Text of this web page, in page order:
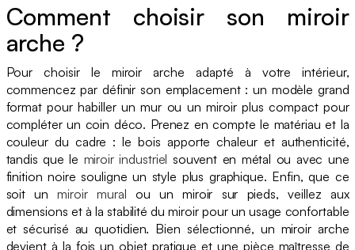
Comment choisir son miroir
arche ?
Pour choisir le miroir arche adapté à votre intérieur,
commencez par définir son emplacement : un modèle grand
format pour habiller un mur ou un miroir plus compact pour
compléter un coin déco. Prenez en compte le matériau et la
couleur du cadre : le bois apporte chaleur et authenticité,
tandis que le miroir industriel souvent en métal ou avec une
finition noire souligne un style plus graphique. Enfin, que ce
soit unmiroir mural ou un miroir sur pieds, veillez aux
dimensions et à la stabilité du miroir pour un usage confortable
et sécurisé au quotidien. Bien sélectionné, un miroir arche
devient à la fois un objet pratique et une pièce maîtresse de